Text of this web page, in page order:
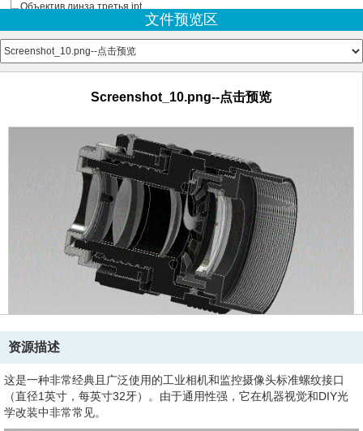
Объектив линза третья.ipt
Объектив линза четвертая.ipt
Объектив макет маховика ириски.ipt
Объектив направляющая ириски.ipt
Объектив первое проклад. кольцо.ipt
Объектив резьбовое кольцо бленды.ipt
Объектив стопор.ipt
Объектив хром посадка.ipt
Объектив.png--点击预览
Сборка макета объектива.iam
文件预览区
Screenshot_10.png--点击预览
资源描述
这是一种非常经典且广泛使用的工业相机和监控摄像头标准螺纹接口
（直径1英寸，每英寸32牙）。由于通用性强，它在机器视觉和DIY光
学改装中非常常见。